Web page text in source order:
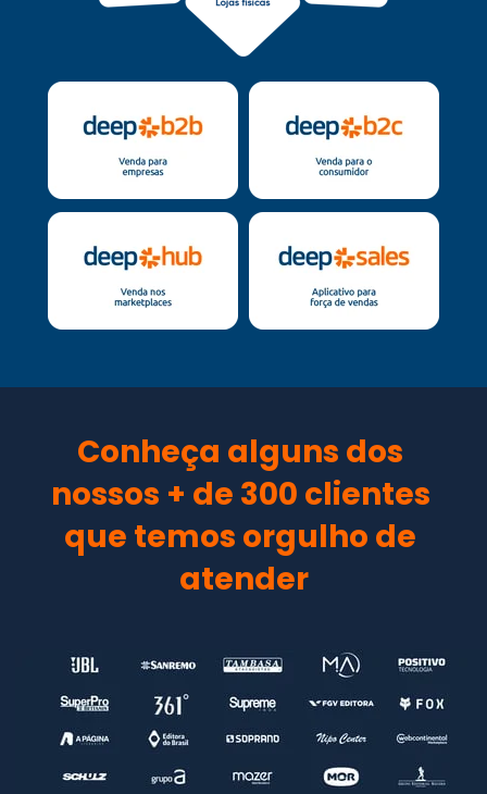
Conheça alguns dos
nossos + de 300 clientes
que temos orgulho de
atender